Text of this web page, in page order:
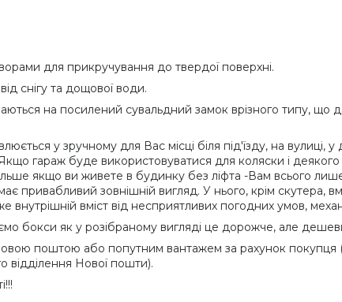
для прикручування до твердої поверхні.
снігу та дощової води.
на посилений сувальдний замок врізного типу, що
у зручному для Вас місці біля під'їзду, на
гараж буде використовуватися для коляски і
якщо ви живете в будинку без ліфта -Вам всього
привабливий зовнішній вигляд. У нього, крім скутера,
внутрішній вміст від несприятливих погодних умов,
бокси як у розібраному вигляді це дорожче, але
поштою або попутним вантажем за рахунок покупця
відділення Нової пошти).